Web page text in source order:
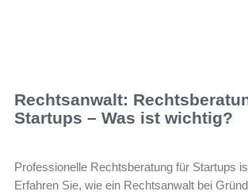
Rechtsanwalt:
Startups – Was ist wichtig?
Professionelle Rechtsberatung für Startups
Erfahren Sie, wie ein Rechtsanwalt bei